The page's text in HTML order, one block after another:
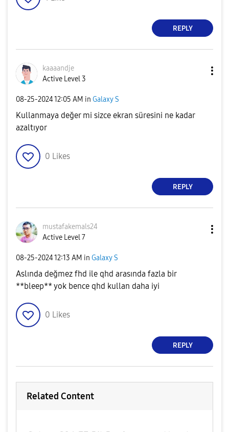
REPLY
kaaaandje
Active Level 3
‎08-25-202412:05 AM in Galaxy S
Kullanmaya değer mi sizce ekran süresini ne kadar
azaltıyor
0 Likes
REPLY
mustafakemals24
Active Level 7
‎08-25-202412:13 AM in Galaxy S
Aslında değmez fhd ile qhd arasında fazla bir
**bleep** yok bence qhd kullan daha iyi
0 Likes
REPLY
Related Content